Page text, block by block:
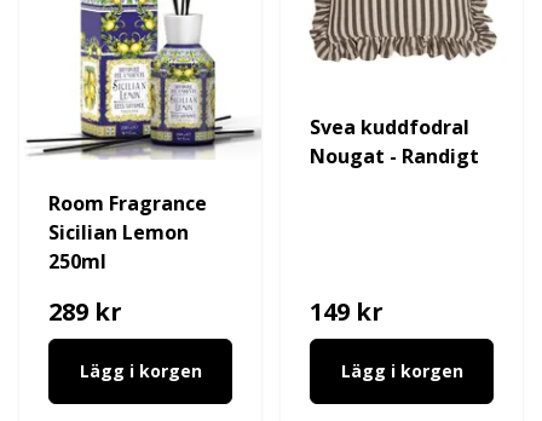
Room Fragrance
Sicilian Lemon
250ml
289 kr
Lägg i korgen
Svea kuddfodral
Nougat - Randigt
149 kr
Lägg i korgen